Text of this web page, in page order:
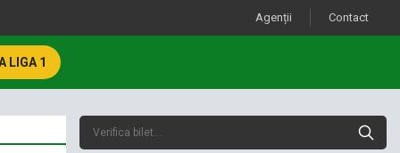
Agenții Contact
LIGA 1